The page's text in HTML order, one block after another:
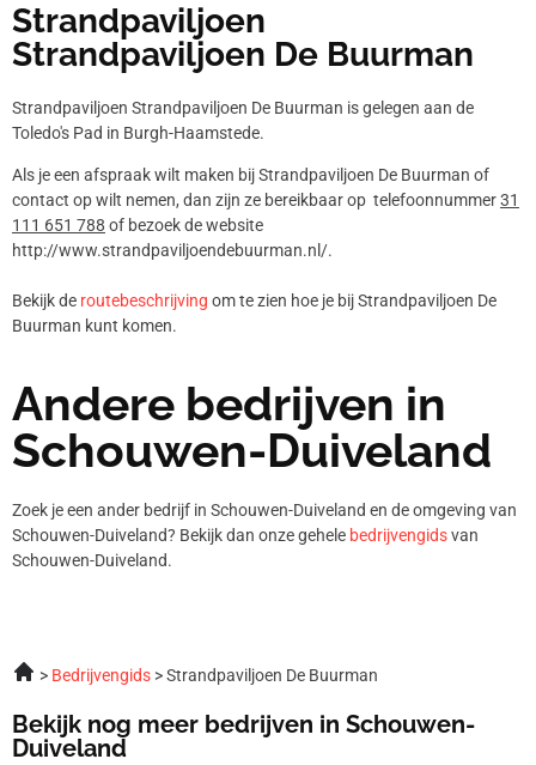
Strandpaviljoen
Strandpaviljoen De Buurman
Strandpaviljoen Strandpaviljoen De Buurman is gelegen aan de
Toledo's Pad in Burgh-Haamstede.
Als je een afspraak wilt maken bij Strandpaviljoen De Buurman of
contact op wilt nemen, dan zijn ze bereikbaar op telefoonnummer31
111 651 788 of bezoek de website
http://www.strandpaviljoendebuurman.nl/.
Bekijk de routebeschrijving om te zien hoe je bij Strandpaviljoen De
Buurman kunt komen.
Andere bedrijven in
Schouwen-Duiveland
Zoek je een ander bedrijf in Schouwen-Duiveland en de omgeving van
Schouwen-Duiveland? Bekijk dan onze gehele bedrijvengidsvan
Schouwen-Duiveland.
Bedrijvengids Strandpaviljoen De Buurman
Bekijk nog meer bedrijven in Schouwen-
Duiveland